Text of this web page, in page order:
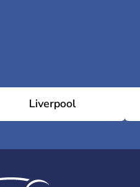
Liverpool